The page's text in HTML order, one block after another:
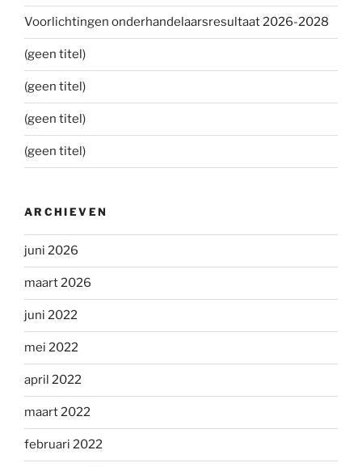
Voorlichtingen onderhandelaarsresultaat 2026-2028
(geen titel)
(geen titel)
(geen titel)
(geen titel)
ARCHIEVEN
juni 2026
maart 2026
juni 2022
mei 2022
april 2022
maart 2022
februari 2022